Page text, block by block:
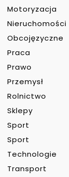
Motoryzacja
Nieruchomości
Obcojęzyczne
Praca
Prawo
Przemysł
Rolnictwo
Sklepy
Sport
Sport
Technologie
Transport